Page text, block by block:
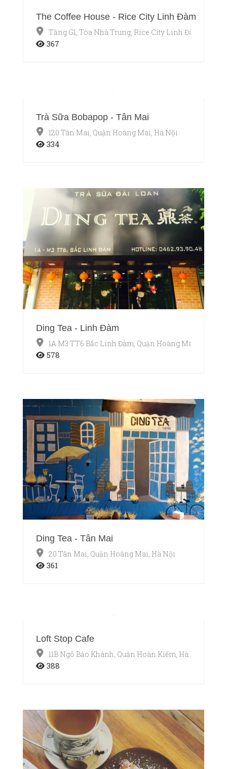
The Coffee House - Rice City Linh Đàm
Tầng G1, Tòa Nhà Trung, Rice City Linh Đàm, Quận
367
Trà Sữa Bobapop - Tân Mai
120 Tân Mai, Quận Hoàng Mai, Hà Nội
334
Ding Tea - Linh Đàm
1A M3 TT6 Bắc Linh Đàm, Quận Hoàng Mai, Hà Nội
578
Ding Tea - Tân Mai
20 Tân Mai, Quận Hoàng Mai, Hà Nội
361
Loft Stop Cafe
11B Ngõ Bảo Khánh, Quận Hoàn Kiếm, Hà Nội
388